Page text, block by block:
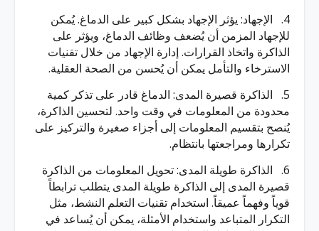
4. الإجهاد: يؤثر الإجهاد بشكل كبير على الدماغ. يُمكن
للإجهاد المزمن أن يُضعف وظائف الدماغ، ويؤثر على
الذاكرة واتخاذ القرارات. إدارة الإجهاد من خلال تقنيات
الاسترخاء والتأمل يمكن أن يُحسن من الصحة العقلية.
5. الذاكرة قصيرة المدى: الدماغ قادر على تذكر كمية
محدودة من المعلومات في وقت واحد. لتحسين الذاكرة،
يُنصح بتقسيم المعلومات إلى أجزاء صغيرة والتركيز على
تكرارها ومراجعتها بانتظام.
6. الذاكرة طويلة المدى: تحويل المعلومات من الذاكرة
قصيرة المدى إلى الذاكرة طويلة المدى يتطلب ترابطاً
قوياً وفهماً عميقاً. استخدام تقنيات التعلم النشط، مثل
التكرار المتباعد واستخدام الأمثلة، يمكن أن يُساعد في